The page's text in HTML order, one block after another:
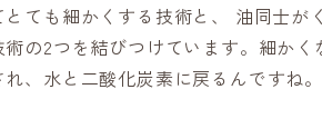
とても細かくする技術と、 油同士が
術の2つを結びつけています。細か
、水と二酸化炭素に戻るんですね